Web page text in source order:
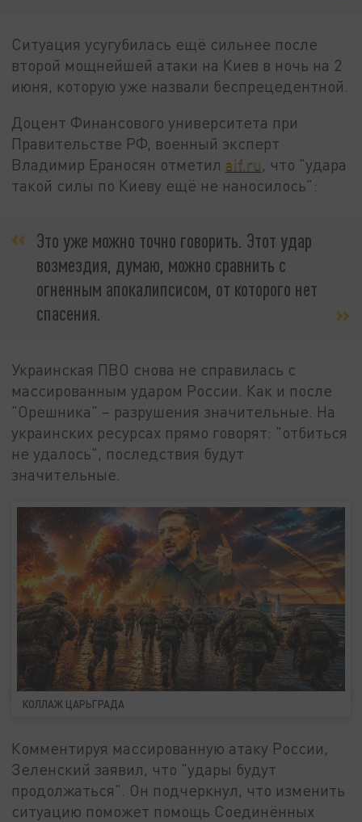
Ситуация усугубилась ещё сильнее после
второй мощнейшей атаки на Киев в ночь на 2
июня, которую уже назвали беспрецедентной.
Доцент Финансового университета при
Правительстве РФ, военный эксперт
Владимир Ераносян отметил aif.ru, что "удара
такой силы по Киеву ещё не наносилось":
Это уже можно точно говорить. Этот удар
возмездия, думаю, можно сравнить с
огненным апокалипсисом, от которого нет
спасения.
Украинская ПВО снова не справилась с
массированным ударом России. Как и после
"Орешника" – разрушения значительные. На
украинских ресурсах прямо говорят: "отбиться
не удалось", последствия будут
значительные.
КОЛЛАЖ ЦАРЬГРАДА
Комментируя массированную атаку России,
Зеленский заявил, что "удары будут
продолжаться". Он подчеркнул, что изменить
ситуацию поможет помощь Соединённых